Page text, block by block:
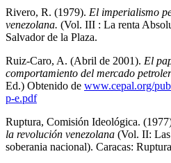
Rivero, R. (1979). El imperialismo
venezolana. (Vol. III : La renta
Salvador de la Plaza.
Ruiz-Caro, A. (Abril de 2001). El
comportamiento del mercado
Ed.) Obtenido de www.cepal.org/
p-e.pdf
Ruptura, Comisión Ideológica.
la revolución venezolana (Vol. II: Las
soberania nacional). Caracas: